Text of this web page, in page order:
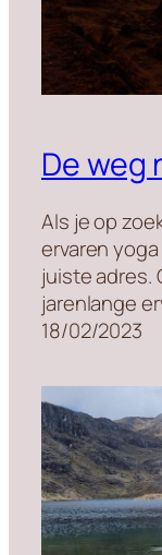
De weg
Als je op
ervaren
juiste adres.
jarenlange
18/02/2023